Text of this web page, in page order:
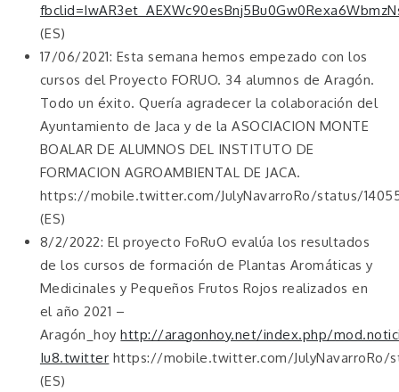
(ES)
17/06/2021: Esta semana hemos empezado con los
cursos del Proyecto FORUO. 34 alumnos de Aragón.
Todo un éxito. Quería agradecer la colaboración del
Ayuntamiento de Jaca y de la ASOCIACION MONTE
BOALAR DE ALUMNOS DEL INSTITUTO DE
FORMACION AGROAMBIENTAL DE JACA.
https://mobile.twitter.com/JulyNavarroRo/status/
(ES)
8/2/2022: El proyecto FoRuO evalúa los resultados
de los cursos de formación de Plantas Aromáticas y
Medicinales y Pequeños Frutos Rojos realizados en
el año 2021 –
Aragón_hoyhttp://aragonhoy.net/index.php/
Iu8.twitter https://mobile.twitter.com/JulyNavarroRo/
(ES)